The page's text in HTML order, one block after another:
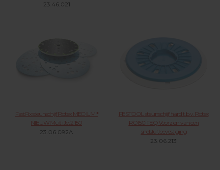
23.46.021
FastFix steunschijf Rotex MEDIUM *
NIEUW Multi Jet2 150
23.06.092A
FESTOOL steunschijf hard t.b.v. Rotex
RO150 FEQ Voorzien van een
snelsluitbevestiging
23.06.213